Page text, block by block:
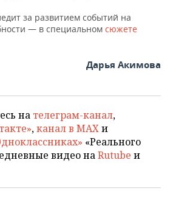
за развитием событий на
— в специальном сюжете
Дарья Акимова
на телеграм-канал,
,канал в MAXи
«Реального
видео наRutube и